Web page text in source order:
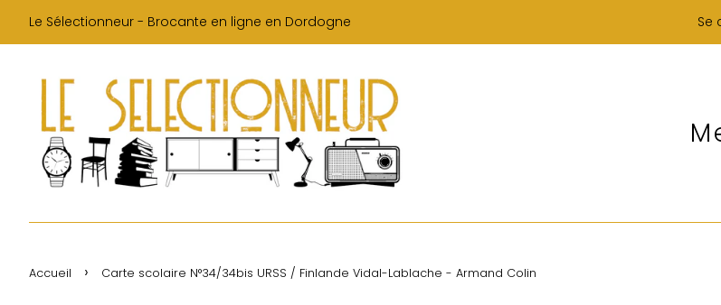
Le Sélectionneur - Brocante en ligne en Dordogne Se
Accueil › Carte scolaire N°34/34bis URSS / Finlande Vidal-Lablache - Armand Colin